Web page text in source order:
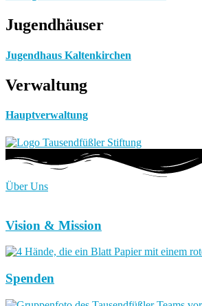
Jugendhäuser
Jugendhaus Kaltenkirchen
Verwaltung
Hauptverwaltung
Über Uns
Vision & Mission
Spenden